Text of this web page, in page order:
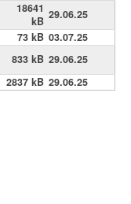
18641
kB 29.06.25
73 kB 03.07.25
833 kB 29.06.25
2837 kB 29.06.25